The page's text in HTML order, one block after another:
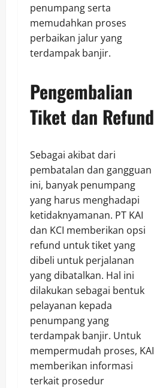
penumpang serta
memudahkan proses
perbaikan jalur yang
terdampak banjir.
Pengembalian
Tiket dan Refund
Sebagai akibat dari
pembatalan dan gangguan
ini, banyak penumpang
yang harus menghadapi
ketidaknyamanan. PT KAI
dan KCI memberikan opsi
refund untuk tiket yang
dibeli untuk perjalanan
yang dibatalkan. Hal ini
dilakukan sebagai bentuk
pelayanan kepada
penumpang yang
terdampak banjir. Untuk
mempermudah proses, KAI
memberikan informasi
terkait prosedur